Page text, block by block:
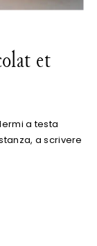
et
a testa
a scrivere